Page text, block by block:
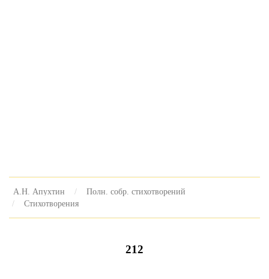
А.Н. Апухтин
Полн. собр. стихотворений
Стихотворения
212